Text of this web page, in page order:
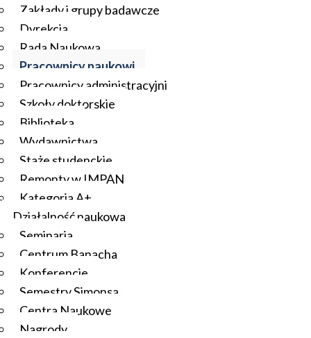
Zakłady i grupy badawcze
Dyrekcja
Rada Naukowa
Pracownicy naukowi
Pracownicy administracyjni
Szkoły doktorskie
Biblioteka
Wydawnictwa
Staże studenckie
Remonty w IMPAN
Kategoria A+
Działalność naukowa
Seminaria
Centrum Banacha
Konferencje
Semestry Simonsa
Centra Naukowe
Nagrody